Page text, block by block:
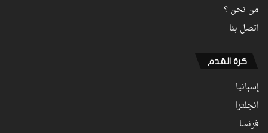
من نحن ؟
اتصل بنا
كرة القدم
إسبانيا
انجلترا
فرنسا